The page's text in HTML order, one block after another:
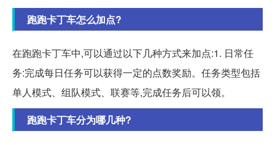
跑跑卡丁车怎么加点?
在跑跑卡丁车中,可以通过以下几种方式来加点:1. 日常任
务:完成每日任务可以获得一定的点数奖励。任务类型包括
单人模式、组队模式、联赛等,完成任务后可以领。
跑跑卡丁车分为哪几种?